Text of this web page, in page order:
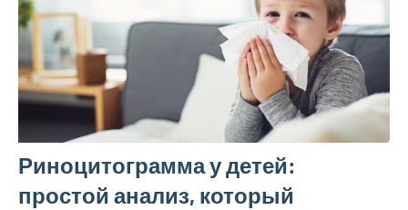
Риноцитограмма у детей:
простой анализ, который